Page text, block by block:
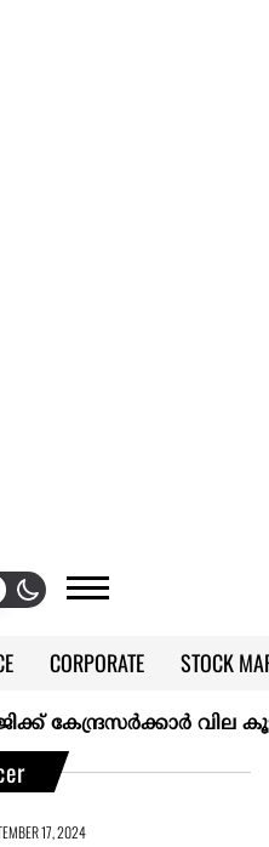
CORPORATE
STOCK
കേന്ദ്രസർക്കാർ വില
17, 2024